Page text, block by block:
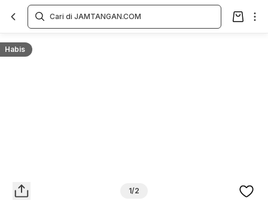
Habis
1/2
Overview